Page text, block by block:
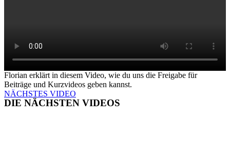
Florian erklärt in diesem Video, wie du uns die Freigabe für
Beiträge und Kurzvideos geben kannst.
NÄCHSTES VIDEO
DIE NÄCHSTEN VIDEOS